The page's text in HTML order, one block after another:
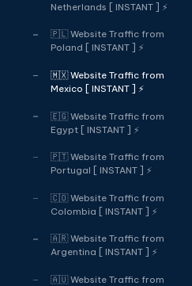
Netherlands [ INSTANT ] ⚡
🇵🇱 Website Traffic from
Poland [ INSTANT ] ⚡
🇲🇽 Website Traffic from
Mexico [ INSTANT ] ⚡
🇪🇬 Website Traffic from
Egypt [ INSTANT ] ⚡
🇵🇹 Website Traffic from
Portugal [ INSTANT ] ⚡
🇨🇴 Website Traffic from
Colombia [ INSTANT ] ⚡
🇦🇷 Website Traffic from
Argentina [ INSTANT ] ⚡
🇦🇺 Website Traffic from
2. Thuê
Cung cấp dịch vụ cho
(SĐT) để nhận mã OTP
Facebook, Google,
bảo mật, giá rẻ, nhận